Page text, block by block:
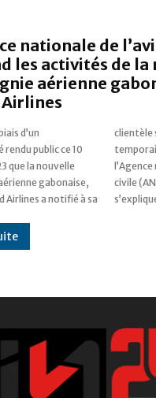
nationale de
les activités de la
aérienne
d’un
rendu public ce 10
que la nouvelle
gabonaise,
Airlines a notifié à sa
les services de
de l’aviation
Cette mesure